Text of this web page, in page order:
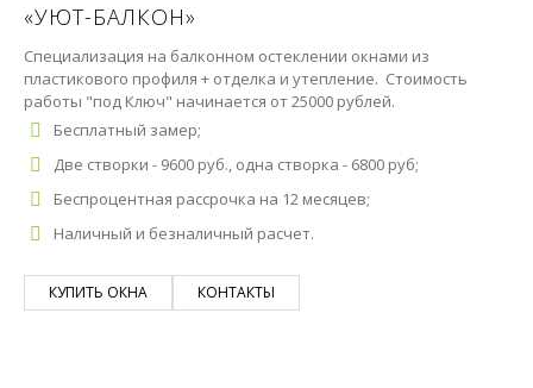
«УЮТ-БАЛКОН»
Специализация на балконном остеклении окнами из
пластикового профиля + отделка и утепление. Стоимость
работы "под Ключ" начинается от 25000 рублей.
Бесплатный замер;
Две створки - 9600 руб., одна створка - 6800 руб;
Беспроцентная рассрочка на 12 месяцев;
Наличный и безналичный расчет.
КУПИТЬ ОКНА КОНТАКТЫ